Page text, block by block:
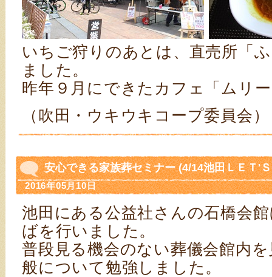
いちご狩りのあとは、直売所「
ました。
昨年９月にできたカフェ「ムリ
（吹田・ウキウキコープ委員会）
安心できる家族葬セミナー (4/14池田ＬＥＴ'
2016年05月10日
池田にある公益社さんの石橋会
ばを行いました。
普段見る機会のない葬儀会館内
般について勉強しました。